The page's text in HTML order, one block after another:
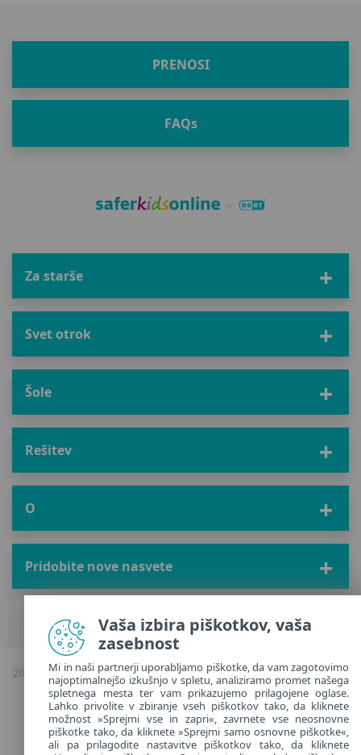
PRENOSI
FAQs
Za starše
Svet otrok
Šole
Rešitev
O
Pridobite nove nasvete
2026 Avtorske pravice & kopiranje; ESET, vse pravice pridržane |Politika
zasebnosti|
Upravljanje piškotkov
Slovenia
Vaša izbira piškotkov, vaša
zasebnost
Mi in naši partnerji uporabljamo piškotke, da vam zagotovimo
najoptimalnejšo izkušnjo v spletu, analiziramo promet našega
spletnega mesta ter vam prikazujemo prilagojene oglase.
Lahko privolite v zbiranje vseh piškotkov tako, da kliknete
možnost »Sprejmi vse in zapri«, zavrnete vse neosnovne
piškotke tako, da kliknete »Sprejmi samo osnovne piškotke«,
ali pa prilagodite nastavitve piškotkov tako, da kliknete